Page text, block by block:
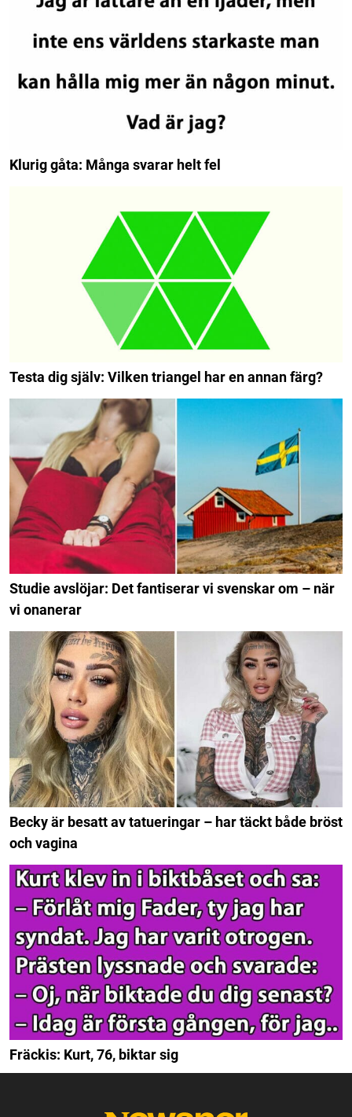
Klurig gåta: Många svarar helt fel
Testa dig själv: Vilken triangel har en annan färg?
Studie avslöjar: Det fantiserar vi svenskar om – när
vi onanerar
Becky är besatt av tatueringar – har täckt både bröst
och vagina
Fräckis: Kurt, 76, biktar sig